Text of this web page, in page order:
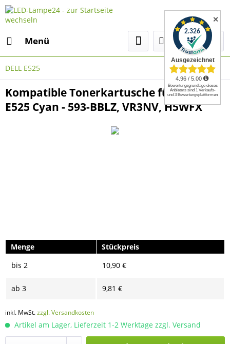
Menü
DELL E525
Kompatible Tonerkartusche für DELL
E525 Cyan - 593-BBLZ, VR3NV, H5WFX
Menge
Stückpreis
bis 2 10,90 €
ab 3 9,81 €
inkl. MwSt.zzgl. Versandkosten
Artikel am Lager, Lieferzeit 1-2 Werktage zzgl. Versand
✕